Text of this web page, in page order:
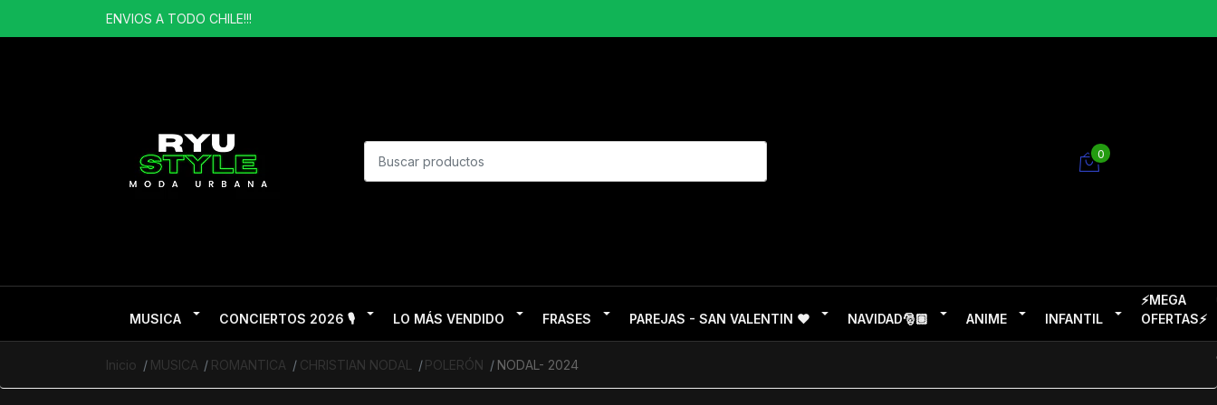
ENVIOS A TODO CHILE!!!
0
MUSICA CONCIERTOS 2026 🎙️ LO MÁS VENDIDO FRASES PAREJAS - SAN VALENTIN ❤ NAVIDAD🎅🏽 ANIME INFANTIL
⚡MEGA
OFERTAS⚡
Inicio MUSICA ROMANTICA CHRISTIAN NODAL POLERÓN NODAL- 2024